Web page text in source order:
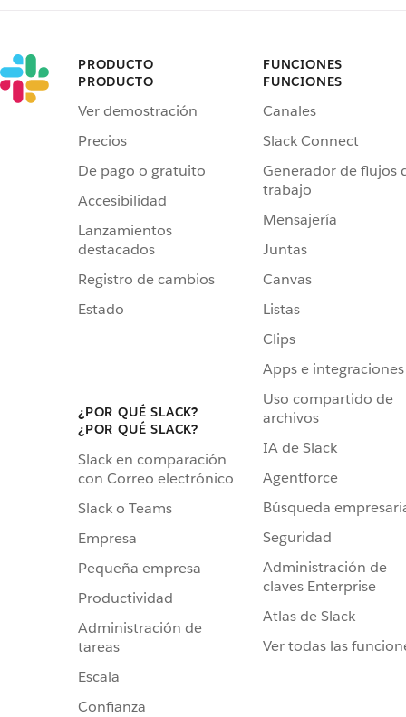
PRODUCTO
PRODUCTO
Ver demostración
Precios
De pago o gratuito
Accesibilidad
Lanzamientos
destacados
Registro de cambios
Estado
¿POR QUÉ SLACK?
¿POR QUÉ SLACK?
Slack en comparación
con Correo electrónico
Slack o Teams
Empresa
Pequeña empresa
Productividad
Administración de
tareas
Escala
Confianza
FUNCIONES
FUNCIONES
Canales
Slack Connect
Generador de flujos
trabajo
Mensajería
Juntas
Canvas
Listas
Clips
Apps e integraciones
Uso compartido de
archivos
IA de Slack
Agentforce
Búsqueda
Seguridad
Administración de
claves Enterprise
Atlas de Slack
Ver todas las